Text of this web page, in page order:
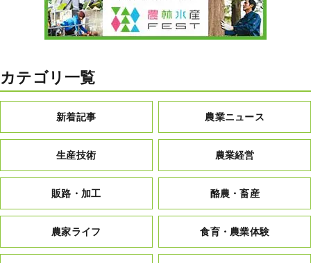
カテゴリ一覧
新着記事 農業ニュース
生産技術 農業経営
販路・加工 酪農・畜産
農家ライフ 食育・農業体験